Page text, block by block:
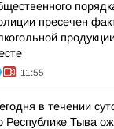
пресечен
11:55
в течении
Республике Тыва